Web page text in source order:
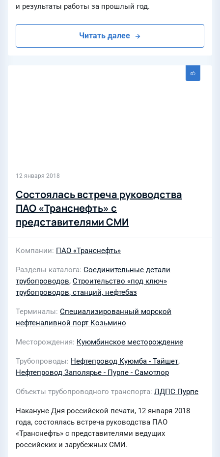
и результаты работы за прошлый год.
Читать далее
12 января 2018
Состоялась встреча руководства
ПАО «Транснефть» с
представителями СМИ
Компании ПАО «Транснефть»
Разделы каталога Соединительные детали
трубопроводов, Строительство «под ключ»
трубопроводов, станций, нефтебаз
Терминалы Специализированный морской
нефтеналивной порт Козьмино
Месторождения Куюмбинское месторождение
Трубопроводы Нефтепровод Куюмба - Тайшет,
Нефтепровод Заполярье - Пурпе - Самотлор
Объекты трубопроводного транспорта ЛДПС Пурпе
Накануне Дня российской печати, 12 января 2018
года, состоялась встреча руководства ПАО
«Транснефть» с представителями ведущих
российских и зарубежных СМИ.